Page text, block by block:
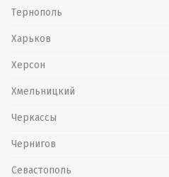
Тернополь
Харьков
Херсон
Хмельницкий
Черкассы
Чернигов
Севастополь